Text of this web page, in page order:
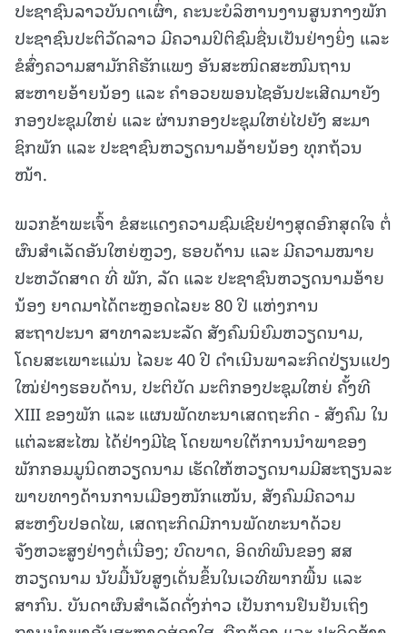
ປະຊາຊົນລາວບັນດາເຜົ່າ, ຄະນະບໍລິຫານງານສູນກາງພັກ
ປະຊາຊົນປະຕິວັດລາວ ມີຄວາມປິຕິຊົມຊື່ນເປັນຢ່າງຍິ່ງ ແລະ
ຂໍສົ່ງຄວາມສາມັກຄີຮັກແພງ ອັນສະໜິດສະໜົມຖານ
ສະຫາຍອ້າຍນ້ອງ ແລະ ຄໍາອວຍພອນໄຊອັນປະເສີດມາຍັງ
ກອງປະຊຸມໃຫຍ່ ແລະ ຜ່ານກອງປະຊຸມໃຫຍ່ໄປຍັງ ສະມາ
ຊິກພັກ ແລະ ປະຊາຊົນຫວຽດນາມອ້າຍນ້ອງ ທຸກຖ້ວນ
ໜ້າ.
ພວກຂ້າພະເຈົ້າ ຂໍສະແດງຄວາມຊົມເຊີຍຢ່າງສຸດອົກສຸດໃຈ ຕໍ່
ຜົນສໍາເລັດອັນໃຫຍ່ຫຼວງ, ຮອບດ້ານ ແລະ ມີຄວາມໝາຍ
ປະຫວັດສາດ ທີ່ ພັກ, ລັດ ແລະ ປະຊາຊົນຫວຽດນາມອ້າຍ
ນ້ອງ ຍາດມາໄດ້ຕະຫຼອດໄລຍະ 80 ປີ ແຫ່ງການ
ສະຖາປະນາ ສາທາລະນະລັດ ສັງຄົມນິຍົມຫວຽດນາມ,
ໂດຍສະເພາະແມ່ນ ໄລຍະ 40 ປີ ດໍາເນີນພາລະກິດປ່ຽນແປງ
ໃໝ່ຢ່າງຮອບດ້ານ, ປະຕິບັດ ມະຕິກອງປະຊຸມໃຫຍ່ ຄັ້ງທີ
XIII ຂອງພັກ ແລະ ແຜນພັດທະນາເສດຖະກິດ - ສັງຄົມ ໃນ
ແຕ່ລະສະໄໝ ໄດ້ຢ່າງມີໄຊ ໂດຍພາຍໃຕ້ການນໍາພາຂອງ
ພັກກອມມູນິດຫວຽດນາມ ເຮັດໃຫ້ຫວຽດນາມມີສະຖຽນລະ
ພາບທາງດ້ານການເມືອງໜັກແໜ້ນ, ສັງຄົມມີຄວາມ
ສະຫງົບປອດໄພ, ເສດຖະກິດມີການພັດທະນາດ້ວຍ
ຈັງຫວະສູງຢ່າງຕໍ່ເນື່ອງ; ບົດບາດ, ອິດທິພົນຂອງ ສສ
ຫວຽດນາມ ນັບມື້ນັບສູງເດັ່ນຂຶ້ນໃນເວທີພາກພື້ນ ແລະ
ສາກົນ. ບັນດາຜົນສໍາເລັດດັ່ງກ່າວ ເປັນການຢືນຢັນເຖິງ